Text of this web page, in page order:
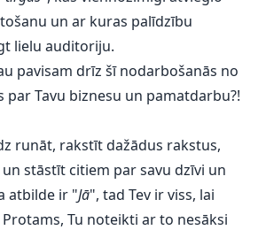
un ar kuras palīdzību
lielu auditoriju.
pavisam drīz šī nodarbošanās no
par Tavu biznesu un pamatdarbu?!
runāt, rakstīt dažādus rakstus,
stāstīt citiem par savu dzīvi un
atbilde ir "Jā", tad Tev ir viss, lai
Tu noteikti ar to nesāksi